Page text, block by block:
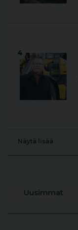
4
Näytä lisää
Uusimmat